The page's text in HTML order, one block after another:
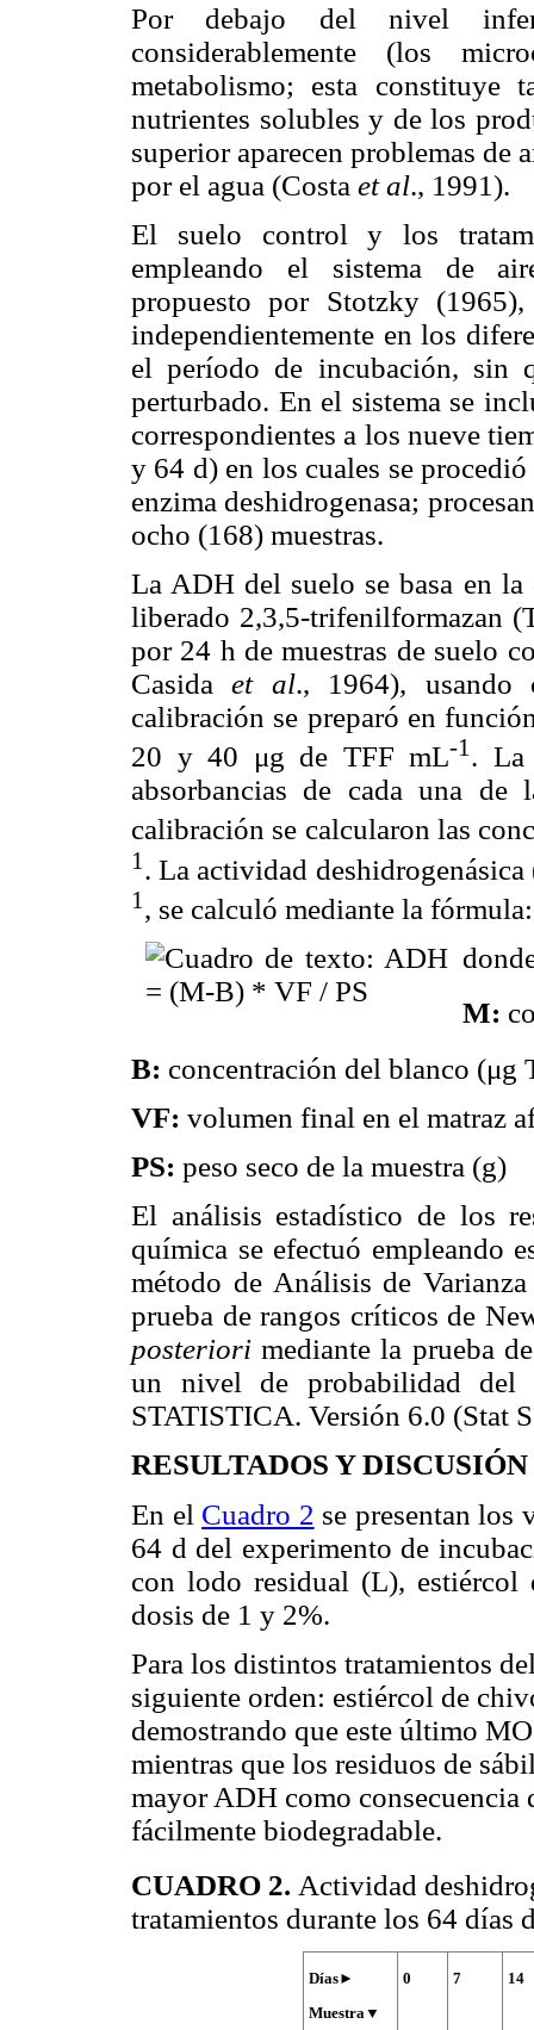
Por debajo del nivel
considerablemente (los
metabolismo; esta constituye
nutrientes solubles y de los
superior aparecen problemas de
por el agua (Costa et al., 1991).
El suelo control y los
empleando el sistema de
propuesto por Stotzky
independientemente en los
el período de incubación, sin
perturbado. En el sistema se
correspondientes a los nueve
y 64 d) en los cuales se
enzima deshidrogenasa;
ocho (168) muestras.
La ADH del suelo se basa en
liberado 2,3,5-trifenilformazan
por 24 h de muestras de suelo
Casidaet al., 1964), usando
calibración se preparó en
20 y 40 μg de TFF mL-1 . La
absorbancias de cada una
calibración se calcularon las
1 . La actividad
1 , se calculó mediante la fórmula:
M:
B: concentración del blanco (μg
VF: volumen final en el matraz
PS: peso seco de la muestra (g)
El análisis estadístico de los
química se efectuó empleando
método de Análisis de
prueba de rangos críticos de
posteriori mediante la prueba
un nivel de probabilidad del
STATISTICA. Versión 6.0 (Stat
RESULTADOS Y DISCUSIÓN
En el Cuadro 2 se presentan los
64 d del experimento de
con lodo residual (L),
dosis de 1 y 2%.
Para los distintos tratamientos
siguiente orden: estiércol de
demostrando que este último
mientras que los residuos de
mayor ADH como consecuencia
fácilmente biodegradable.
CUADRO 2. Actividad
tratamientos durante los 64 días
Días►
Muestra▼
0 7 14